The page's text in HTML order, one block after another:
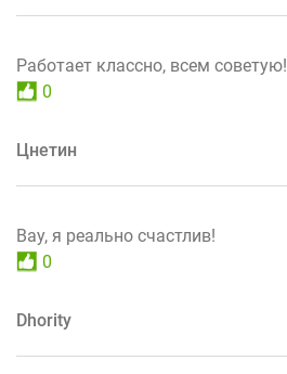
Работает классно, всем советую!
0
Цнетин
Вау, я реально счастлив!
0
Dhority